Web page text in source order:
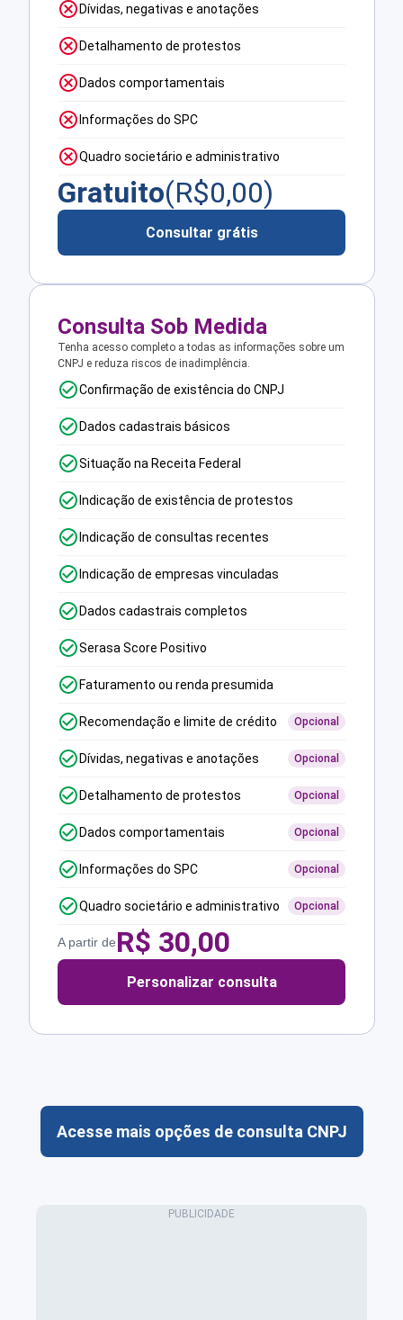
Dívidas, negativas e anotações
Detalhamento de protestos
Dados comportamentais
Informações do SPC
Quadro societário e administrativo
Gratuito(R$0,00)
Consultar grátis
Consulta Sob Medida
Tenha acesso completo a todas as informações sobre um
CNPJ e reduza riscos de inadimplência.
Confirmação de existência do CNPJ
Dados cadastrais básicos
Situação na Receita Federal
Indicação de existência de protestos
Indicação de consultas recentes
Indicação de empresas vinculadas
Dados cadastrais completos
Serasa Score Positivo
Faturamento ou renda presumida
Recomendação e limite de crédito Opcional
Dívidas, negativas e anotações Opcional
Detalhamento de protestos Opcional
Dados comportamentais Opcional
Informações do SPC Opcional
Quadro societário e administrativo Opcional
A partir deR$ 30,00
Personalizar consulta
Acesse mais opções de consulta CNPJ